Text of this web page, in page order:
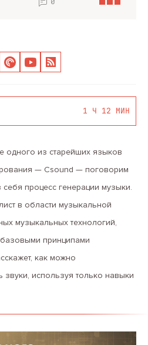
1 Ч 12 МИН
одного из старейших языков
— Csound — поговорим
себя процесс генерации музыки.
в области музыкальной
музыкальных технологий,
принципами
как можно
звуки, используя только навыки